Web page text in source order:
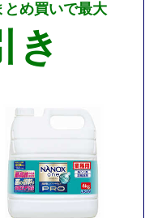
とめ買いで最大
き